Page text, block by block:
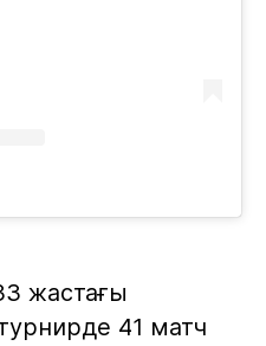
жастағы
41 матч